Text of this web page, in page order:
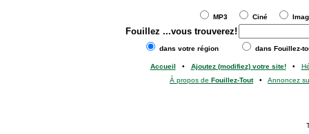
MP3 Ciné
Fouillez ...vous trouverez!
dans votre région dans Fouillez-
Accueil • Ajoutez (modifiez) votre site!•
À propos de Fouillez-Tout• Annoncez